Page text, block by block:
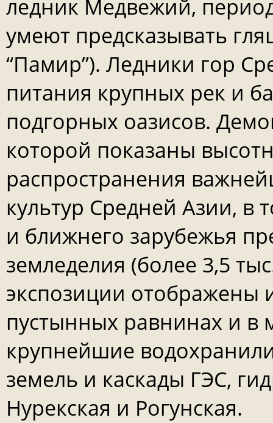
ледник Медвежий,
умеют предсказывать
“Памир”). Ледники гор
питания крупных рек и
подгорных оазисов.
которой показаны
распространения
культур Средней Азии, в
и ближнего зарубежья
земледелия (более 3,5
экспозиции
пустынных равнинах и в
крупнейшие
земель и каскады ГЭС,
Нурекская и Рогунская.